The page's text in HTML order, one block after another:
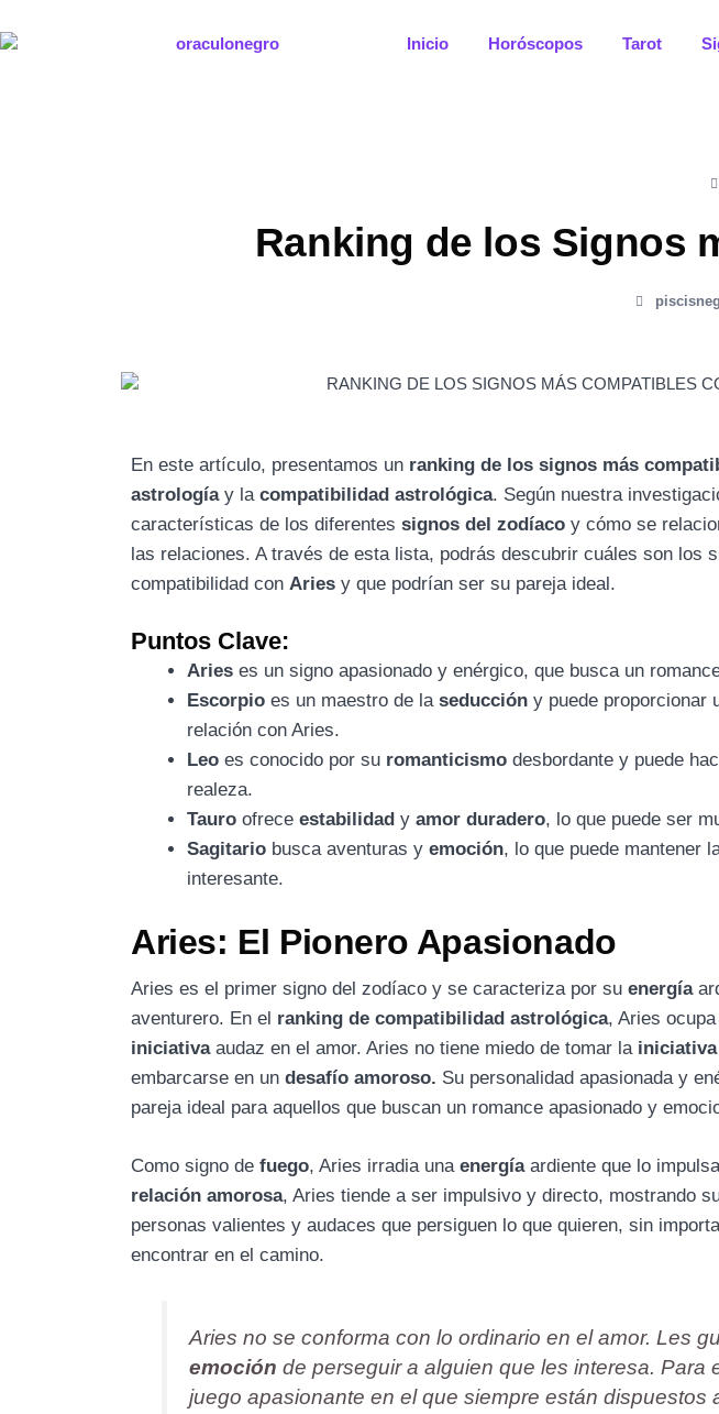
al
Inicio Horóscopos Tarot
Ranking de los Signos
En este artículo, presentamos un ranking de los signos más
astrologíay lacompatibilidad astrológica. Según nuestra
características de los diferentessignos del zodíaco y cómo se
las relaciones. A través de esta lista, podrás descubrir cuáles son los
compatibilidad conAries y que podrían ser su pareja ideal.
Puntos Clave:
Aries es un signo apasionado y enérgico, que busca un
Escorpio es un maestro de laseducción y puede proporcionar
relación con Aries.
Leo es conocido por su romanticismo desbordante y puede
realeza.
Tauro ofreceestabilidad yamor duradero, lo que puede ser
Sagitario busca aventuras yemoción, lo que puede mantener
interesante.
Aries: El Pionero Apasionado
Aries es el primer signo del zodíaco y se caracteriza por suenergía
aventurero. En el ranking de compatibilidad astrológica, Aries
iniciativaaudaz en el amor. Aries no tiene miedo de tomar la iniciativa
embarcarse en undesafío amoroso. Su personalidad apasionada y
pareja ideal para aquellos que buscan un romance apasionado y
Como signo defuego, Aries irradia unaenergíaardiente que lo
relación amorosa, Aries tiende a ser impulsivo y directo, mostrando
personas valientes y audaces que persiguen lo que quieren, sin
encontrar en el camino.
Aries no se conforma con lo ordinario en el amor. Les
emoción de perseguir a alguien que les interesa. Para
juego apasionante en el que siempre están dispuestos